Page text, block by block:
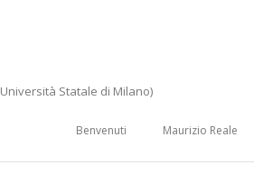
Statale di Milano)
Benvenuti Maurizio Reale